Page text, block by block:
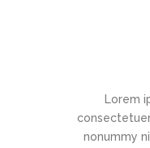
Lorem
nonummy